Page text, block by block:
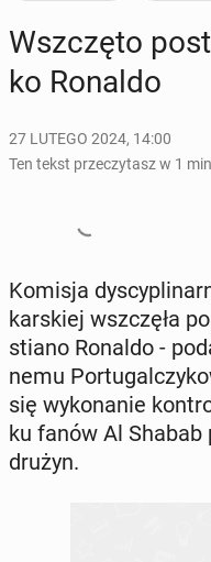
Wsz­czę­to
ko Ronaldo
27 LUTEGO 2024, 14:00
Ten tekst przeczytasz w 1
Komisja
kar­skiej wsz­czę­ła
stia­no Ronaldo -
ne­mu
się wy­ko­na­nie
ku fanów Al
drużyn.